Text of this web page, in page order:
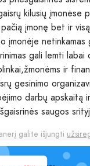
kilusių įmonėse
įmonę bet ir
įmonėje netinkamas
gali lemti labai
ir
gesinimo
darbų apskaitą
saugos
galite išjungti